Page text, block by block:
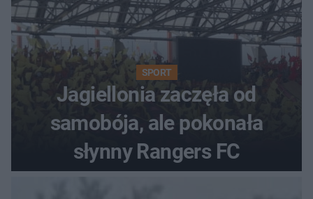
SPORT
Jagiellonia zaczęła od
samobója, ale pokonała
słynny Rangers FC